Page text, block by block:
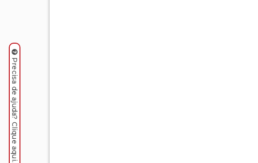
Precisa de ajuda? Clique aqui.